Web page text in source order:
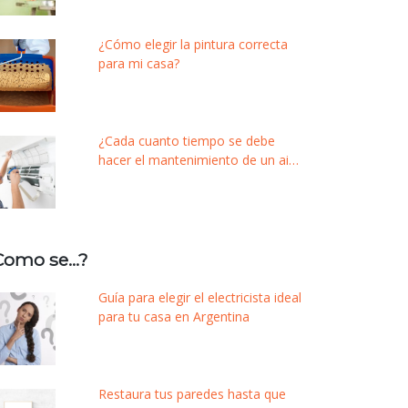
¿Cómo elegir la pintura correcta
para mi casa?
¿Cada cuanto tiempo se debe
hacer el mantenimiento de un aire
se…?
Guía para elegir el electricista ideal
para tu casa en Argentina
Restaura tus paredes hasta que